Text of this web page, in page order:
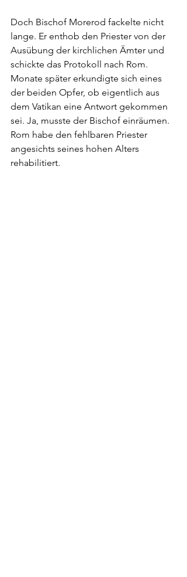
Doch Bischof Morerod fackelte nicht
lange. Er enthob den Priester von der
Ausübung der kirchlichen Ämter und
schickte das Protokoll nach Rom.
Monate später erkundigte sich eines
der beiden Opfer, ob eigentlich aus
dem Vatikan eine Antwort gekommen
sei. Ja, musste der Bischof einräumen.
Rom habe den fehlbaren Priester
angesichts seines hohen Alters
rehabilitiert.